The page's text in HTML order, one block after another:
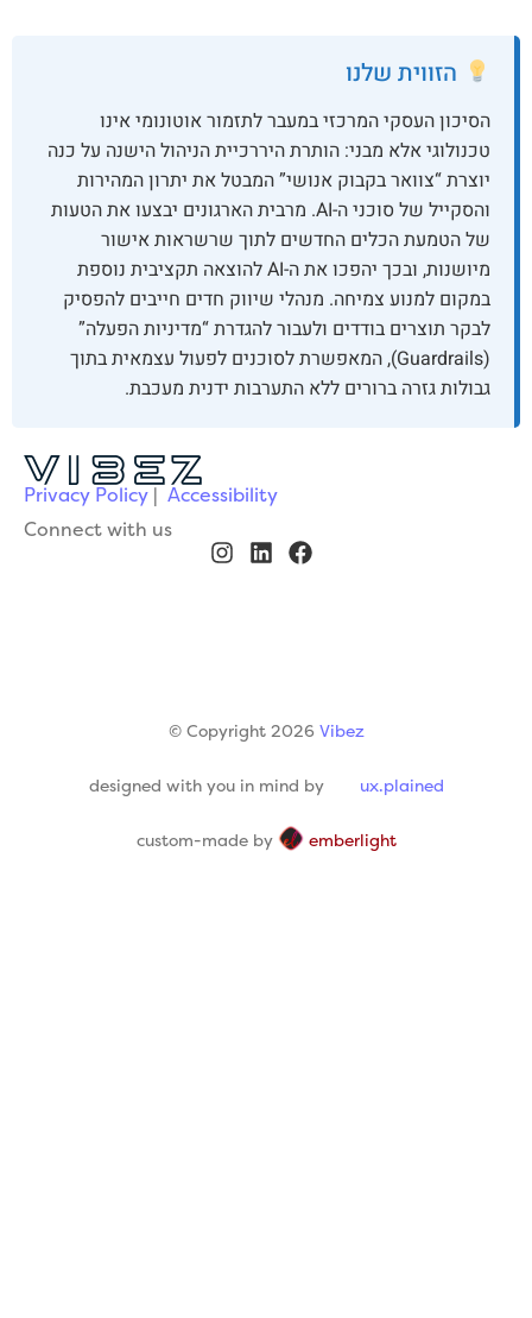
הזווית שלנו
הסיכון העסקי המרכזי במעבר לתזמור אוטונומי אינו
טכנולוגי אלא מבני: הותרת היררכיית הניהול הישנה על כנה
יוצרת “צוואר בקבוק אנושי” המבטל את יתרון המהירות
והסקייל של סוכני ה-AI. מרבית הארגונים יבצעו את הטעות
של הטמעת הכלים החדשים לתוך שרשראות אישור
מיושנות, ובכך יהפכו את ה-AI להוצאה תקציבית נוספת
במקום למנוע צמיחה. מנהלי שיווק חדים חייבים להפסיק
לבקר תוצרים בודדים ולעבור להגדרת “מדיניות הפעלה”
(Guardrails), המאפשרת לסוכנים לפעול עצמאית בתוך
גבולות גזרה ברורים ללא התערבות ידנית מעכבת.
Privacy Policy | Accessibility
Connect with us
© Copyright 2026 Vibez
designed with you in mind by ux.plained
custom-made by emberlight